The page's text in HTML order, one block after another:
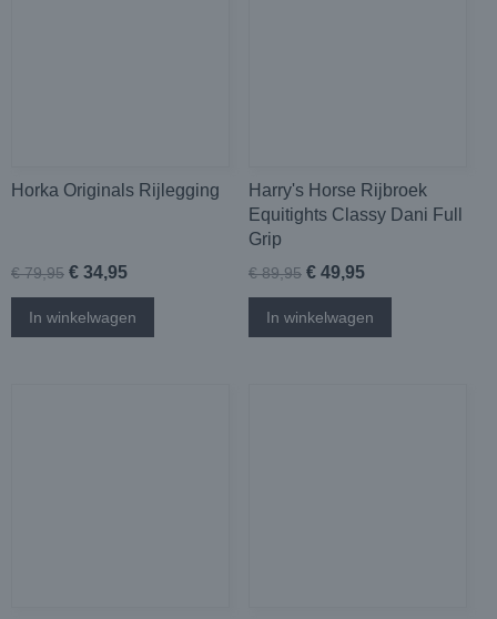
Horka Originals Rijlegging
€ 79,95 € 34,95
In winkelwagen
Harry's Horse Rijbroek
Equitights Classy Dani Full
Grip
€ 89,95 € 49,95
In winkelwagen